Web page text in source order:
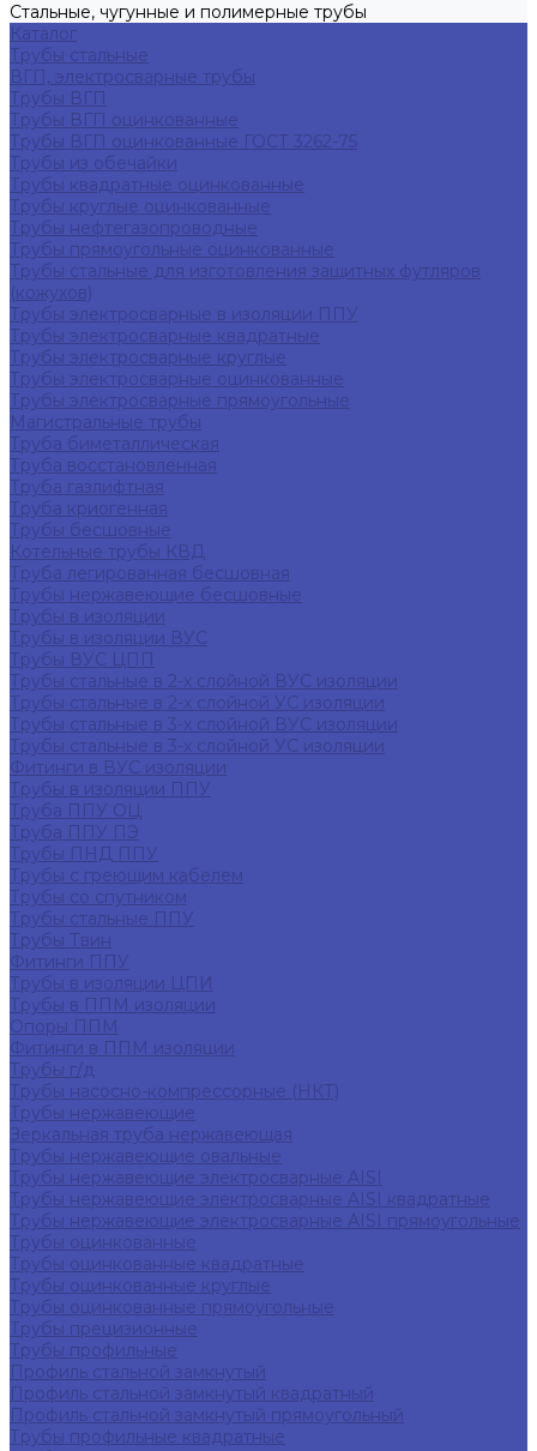
Стальные, чугунные и полимерные трубы
Каталог
Трубы стальные
ВГП, электросварные трубы
Трубы ВГП
Трубы ВГП оцинкованные
Трубы ВГП оцинкованные ГОСТ 3262-75
Трубы из обечайки
Трубы квадратные оцинкованные
Трубы круглые оцинкованные
Трубы нефтегазопроводные
Трубы прямоугольные оцинкованные
Трубы стальные для изготовления защитных футляров
(кожухов)
Трубы электросварные в изоляции ППУ
Трубы электросварные квадратные
Трубы электросварные круглые
Трубы электросварные оцинкованные
Трубы электросварные прямоугольные
Магистральные трубы
Труба биметаллическая
Труба восстановленная
Труба газлифтная
Труба криогенная
Трубы бесшовные
Котельные трубы КВД
Труба легированная бесшовная
Трубы нержавеющие бесшовные
Трубы в изоляции
Трубы в изоляции ВУС
Трубы ВУС ЦПП
Трубы стальные в 2-х слойной ВУС изоляции
Трубы стальные в 2-х слойной УС изоляции
Трубы стальные в 3-х слойной ВУС изоляции
Трубы стальные в 3-х слойной УС изоляции
Фитинги в ВУС изоляции
Трубы в изоляции ППУ
Труба ППУ ОЦ
Труба ППУ ПЭ
Трубы ПНД ППУ
Трубы с греющим кабелем
Трубы со спутником
Трубы стальные ППУ
Трубы Твин
Фитинги ППУ
Трубы в изоляции ЦПИ
Трубы в ППМ изоляции
Опоры ППМ
Фитинги в ППМ изоляции
Трубы г/д
Трубы насосно-компрессорные (НКТ)
Трубы нержавеющие
Зеркальная труба нержавеющая
Трубы нержавеющие овальные
Трубы нержавеющие электросварные AISI
Трубы нержавеющие электросварные AISI квадратные
Трубы нержавеющие электросварные AISI прямоугольные
Трубы оцинкованные
Трубы оцинкованные квадратные
Трубы оцинкованные круглые
Трубы оцинкованные прямоугольные
Трубы прецизионные
Трубы профильные
Профиль стальной замкнутый
Профиль стальной замкнутый квадратный
Профиль стальной замкнутый прямоугольный
Трубы профильные квадратные